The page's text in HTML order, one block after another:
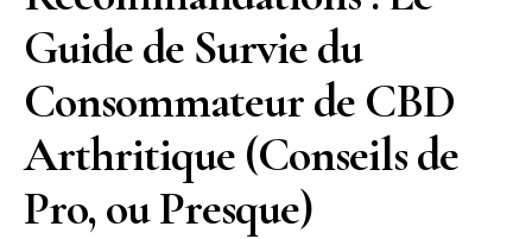
Guide de Survie du
Consommateur de CBD
Arthritique (Conseils de
Pro, ou Presque)